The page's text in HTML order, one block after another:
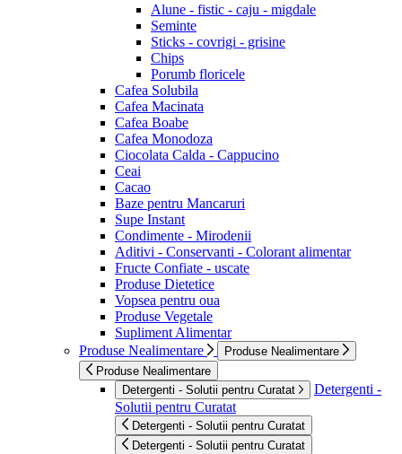
Alune - fistic - caju - migdale
Seminte
Sticks - covrigi - grisine
Chips
Porumb floricele
Cafea Solubila
Cafea Macinata
Cafea Boabe
Cafea Monodoza
Ciocolata Calda - Cappucino
Ceai
Cacao
Baze pentru Mancaruri
Supe Instant
Condimente - Mirodenii
Aditivi - Conservanti - Colorant alimentar
Fructe Confiate - uscate
Produse Dietetice
Vopsea pentru oua
Produse Vegetale
Supliment Alimentar
Produse Nealimentare
Produse Nealimentare
Produse Nealimentare
Detergenti - Solutii pentru Curatat
Detergenti -
Solutii pentru Curatat
Detergenti - Solutii pentru Curatat
Detergenti - Solutii pentru Curatat